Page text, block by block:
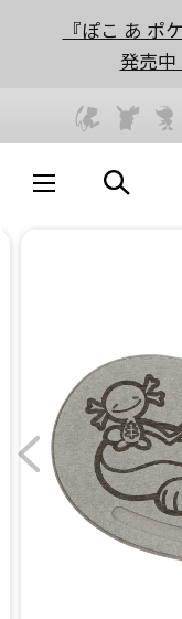
『ぽこ あ ポ
発売中